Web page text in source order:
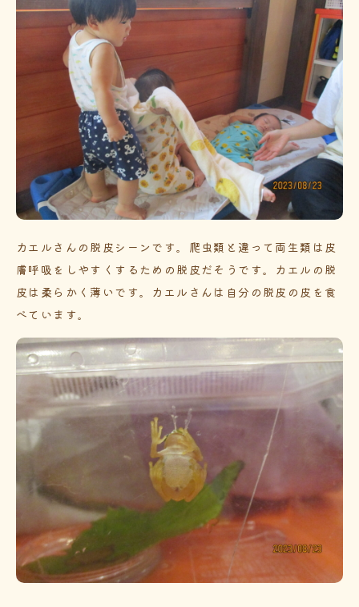
カエルさんの脱皮シーンです。爬虫類と違って両生類は皮
膚呼吸をしやすくするための脱皮だそうです。カエルの脱
皮は柔らかく薄いです。カエルさんは自分の脱皮の皮を食
べています。